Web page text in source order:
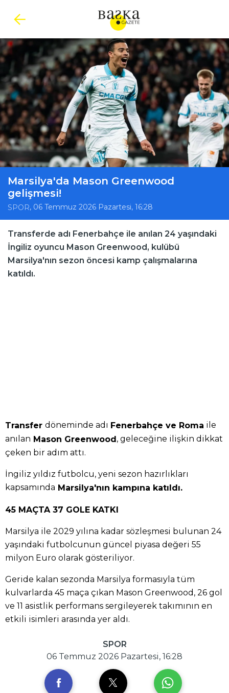
Marsilya'da Mason Greenwood
gelişmesi!
SPOR, 06 Temmuz 2026 Pazartesi, 16:28
Transferde adı Fenerbahçe ile anılan 24 yaşındaki
İngiliz oyuncu Mason Greenwood, kulübü
Marsilya'nın sezon öncesi kamp çalışmalarına
katıldı.
Transfer döneminde adı Fenerbahçe ve Roma ile
anılan Mason Greenwood, geleceğine ilişkin dikkat
çeken bir adım attı.
İngiliz yıldız futbolcu, yeni sezon hazırlıkları
kapsamında Marsilya'nın kampına katıldı.
45 MAÇTA 37 GOLE KATKI
Marsilya ile 2029 yılına kadar sözleşmesi bulunan 24
yaşındaki futbolcunun güncel piyasa değeri 55
milyon Euro olarak gösteriliyor.
Geride kalan sezonda Marsilya formasıyla tüm
kulvarlarda 45 maça çıkan Mason Greenwood, 26 gol
ve 11 asistlik performans sergileyerek takımının en
etkili isimleri arasında yer aldı.
SPOR
06 Temmuz 2026 Pazartesi, 16:28